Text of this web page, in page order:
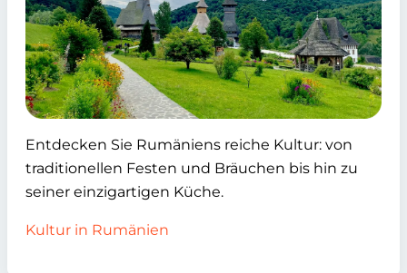
Entdecken Sie Rumäniens reiche Kultur: von
traditionellen Festen und Bräuchen bis hin zu
seiner einzigartigen Küche.
Kultur in Rumänien